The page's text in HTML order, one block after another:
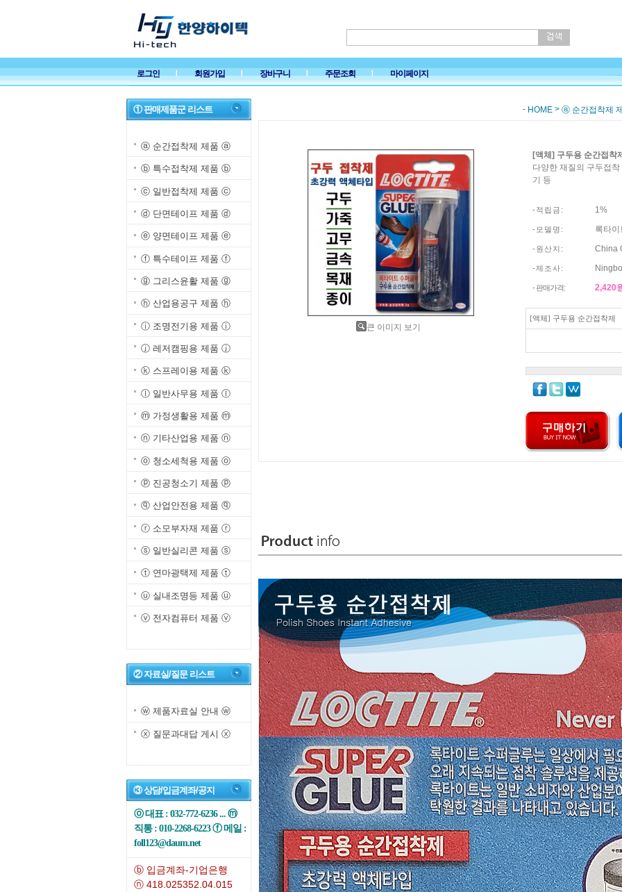
로그인 회원가입 장바구니 주문조회 마이페이지
① 판매제품군 리스트
ⓐ 순간접착제 제품 ⓐ
ⓑ 특수접착제 제품 ⓑ
ⓒ 일반접착제 제품 ⓒ
ⓓ 단면테이프 제품 ⓓ
ⓔ 양면테이프 제품 ⓔ
ⓕ 특수테이프 제품 ⓕ
ⓖ 그리스윤활 제품 ⓖ
ⓗ 산업용공구 제품 ⓗ
ⓘ 조명전기용 제품 ⓘ
ⓙ 레저캠핑용 제품 ⓙ
ⓚ 스프레이용 제품 ⓚ
ⓛ 일반사무용 제품 ⓛ
ⓜ 가정생활용 제품 ⓜ
ⓝ 기타산업용 제품 ⓝ
ⓞ 청소세척용 제품 ⓞ
ⓟ 진공청소기 제품 ⓟ
ⓠ 산업안전용 제품 ⓠ
ⓡ 소모부자재 제품 ⓡ
ⓢ 일반실리콘 제품 ⓢ
ⓣ 연마광택제 제품 ⓣ
ⓤ 실내조명등 제품 ⓤ
ⓥ 전자컴퓨터 제품 ⓥ
② 자료실/질문 리스트
ⓦ 제품자료실 안내 ⓦ
ⓧ 질문과대답 게시 ⓧ
③ 상담/입금계좌/공지
ⓞ 대표 : 032-772-6236 ... ⓜ
직통 : 010-2268-6223 ⓕ 메일 :
foll123@daum.net
ⓑ 입금계좌-기업은행
ⓝ 418.025352.04.015
- HOME > ⓐ 순간접착제
큰 이미지 보기
[액체] 구두용 순간접착
다양한 재질의 구두접
기 등
- 적 립 금 : 1%
- 모 델 명 : 록타
- 원 산 지 : China
- 제 조 사 :
- 판매가격: 2,420
[액체] 구두용 순간접착제